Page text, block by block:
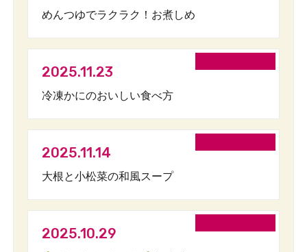
めんつゆでラクラク！お煮しめ
2025.11.23
冷凍かにのおいしい食べ方
2025.11.14
大根と小松菜の和風スープ
2025.10.29